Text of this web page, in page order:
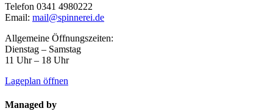
Telefon 0341 4980222
Email: mail@spinnerei.de
Allgemeine Öffnungszeiten:
Dienstag – Samstag
11 Uhr – 18 Uhr
Lageplan öffnen
Managed by